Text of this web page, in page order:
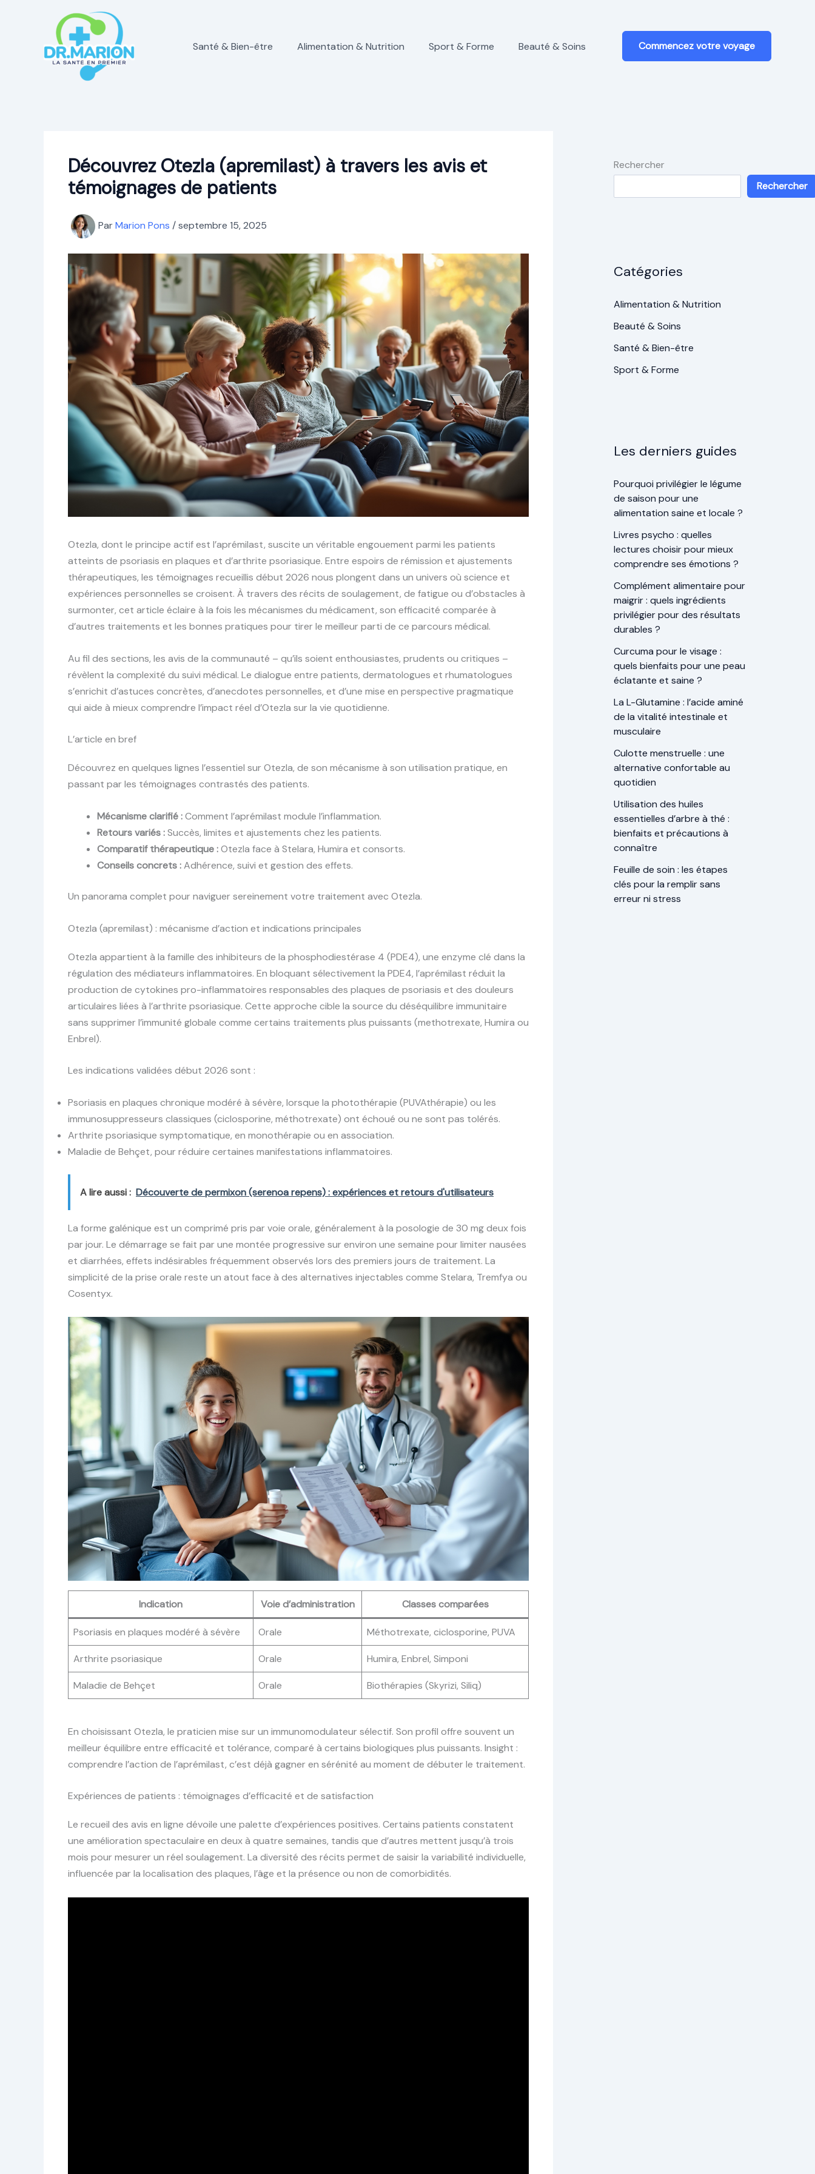
Santé & Bien-être Alimentation & Nutrition Sport & Forme Beauté & Soins Commencez votre voyage
Découvrez Otezla (apremilast) à travers les avis et
témoignages de patients
ParMarion Pons /septembre 15, 2025
Otezla, dont le principe actif est l’aprémilast, suscite un véritable engouement parmi les patients
atteints de psoriasis en plaques et d’arthrite psoriasique. Entre espoirs de rémission et ajustements
thérapeutiques, les témoignages recueillis début 2026 nous plongent dans un univers où science et
expériences personnelles se croisent. À travers des récits de soulagement, de fatigue ou d’obstacles à
surmonter, cet article éclaire à la fois les mécanismes du médicament, son efficacité comparée à
d’autres traitements et les bonnes pratiques pour tirer le meilleur parti de ce parcours médical.
Au fil des sections, les avis de la communauté – qu’ils soient enthousiastes, prudents ou critiques –
révèlent la complexité du suivi médical. Le dialogue entre patients, dermatologues et rhumatologues
s’enrichit d’astuces concrètes, d’anecdotes personnelles, et d’une mise en perspective pragmatique
qui aide à mieux comprendre l’impact réel d’Otezla sur la vie quotidienne.
L’article en bref
Découvrez en quelques lignes l’essentiel sur Otezla, de son mécanisme à son utilisation pratique, en
passant par les témoignages contrastés des patients.
Mécanisme clarifié :Comment l’aprémilast module l’inflammation.
Retours variés :Succès, limites et ajustements chez les patients.
Comparatif thérapeutique :Otezla face à Stelara, Humira et consorts.
Conseils concrets :Adhérence, suivi et gestion des effets.
Un panorama complet pour naviguer sereinement votre traitement avec Otezla.
Otezla (apremilast) : mécanisme d’action et indications principales
Otezla appartient à la famille des inhibiteurs de la phosphodiestérase 4 (PDE4), une enzyme clé dans la
régulation des médiateurs inflammatoires. En bloquant sélectivement la PDE4, l’aprémilast réduit la
production de cytokines pro-inflammatoires responsables des plaques de psoriasis et des douleurs
articulaires liées à l’arthrite psoriasique. Cette approche cible la source du déséquilibre immunitaire
sans supprimer l’immunité globale comme certains traitements plus puissants (methotrexate, Humira ou
Enbrel).
Les indications validées début 2026 sont :
Psoriasis en plaques chronique modéré à sévère, lorsque la photothérapie (PUVAthérapie) ou les
immunosuppresseurs classiques (ciclosporine, méthotrexate) ont échoué ou ne sont pas tolérés.
Arthrite psoriasique symptomatique, en monothérapie ou en association.
Maladie de Behçet, pour réduire certaines manifestations inflammatoires.
A lire aussi : Découverte de permixon (serenoa repens) : expériences et retours d'utilisateurs
La forme galénique est un comprimé pris par voie orale, généralement à la posologie de 30 mg deux fois
par jour. Le démarrage se fait par une montée progressive sur environ une semaine pour limiter nausées
et diarrhées, effets indésirables fréquemment observés lors des premiers jours de traitement. La
simplicité de la prise orale reste un atout face à des alternatives injectables comme Stelara, Tremfya ou
Cosentyx.
Indication Voie d’administration Classes comparées
Psoriasis en plaques modéré à sévère Orale Méthotrexate, ciclosporine, PUVA
Arthrite psoriasique Orale Humira, Enbrel, Simponi
Maladie de Behçet Orale Biothérapies (Skyrizi, Siliq)
En choisissant Otezla, le praticien mise sur un immunomodulateur sélectif. Son profil offre souvent un
meilleur équilibre entre efficacité et tolérance, comparé à certains biologiques plus puissants. Insight :
comprendre l’action de l’aprémilast, c’est déjà gagner en sérénité au moment de débuter le traitement.
Expériences de patients : témoignages d’efficacité et de satisfaction
Le recueil des avis en ligne dévoile une palette d’expériences positives. Certains patients constatent
une amélioration spectaculaire en deux à quatre semaines, tandis que d’autres mettent jusqu’à trois
mois pour mesurer un réel soulagement. La diversité des récits permet de saisir la variabilité individuelle,
influencée par la localisation des plaques, l’âge et la présence ou non de comorbidités.
Rechercher
Rechercher
Catégories
Alimentation & Nutrition
Beauté & Soins
Santé & Bien-être
Sport & Forme
Les derniers guides
Pourquoi privilégier le légume
de saison pour une
alimentation saine et locale ?
Livres psycho : quelles
lectures choisir pour mieux
comprendre ses émotions ?
Complément alimentaire pour
maigrir : quels ingrédients
privilégier pour des résultats
durables ?
Curcuma pour le visage :
quels bienfaits pour une peau
éclatante et saine ?
La L-Glutamine : l’acide aminé
de la vitalité intestinale et
musculaire
Culotte menstruelle : une
alternative confortable au
quotidien
Utilisation des huiles
essentielles d’arbre à thé :
bienfaits et précautions à
connaître
Feuille de soin : les étapes
clés pour la remplir sans
erreur ni stress